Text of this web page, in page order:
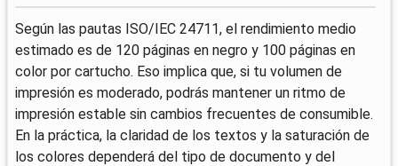
Según las pautas ISO/IEC 24711, el rendimiento medio
estimado es de 120 páginas en negro y 100 páginas en
color por cartucho. Eso implica que, si tu volumen de
impresión es moderado, podrás mantener un ritmo de
impresión estable sin cambios frecuentes de consumible.
En la práctica, la claridad de los textos y la saturación de
los colores dependerá del tipo de documento y del